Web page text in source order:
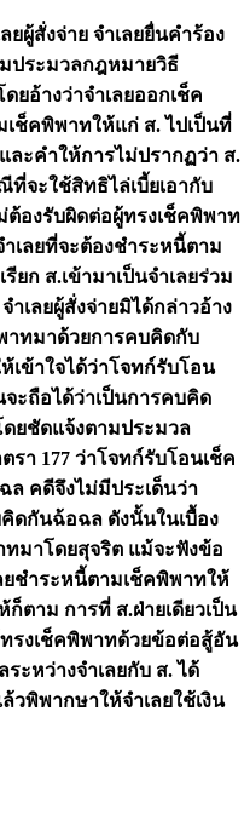
ยผู้สั่งจ่าย จำเลยยื่นคำร้อง
มประมวลกฎหมายวิธี
ยอ้างว่าจำเลยออกเช็ค
ช็คพิพาทให้แก่ ส. ไปเป็นที่
ละคำให้การไม่ปรากฏว่า ส.
จะใช้สิทธิไล่เบี้ยเอากับ
องรับผิดต่อผู้ทรงเช็คพิพาท
เลยที่จะต้องชำระหนี้ตาม
ยก ส.เข้ามาเป็นจำเลยร่วม
เลยผู้สั่งจ่ายมิได้กล่าวอ้าง
าทมาด้วยการคบคิดกับ
เข้าใจได้ว่าโจทก์รับโอน
ะถือได้ว่าเป็นการคบคิด
ดยชัดแจ้งตามประมวล
า 177 ว่าโจทก์รับโอนเช็ค
คดีจึงไม่มีประเด็นว่า
ดกันฉ้อฉล ดังนั้นในเบื้อง
ทมาโดยสุจริต แม้จะฟังข้อ
ยชำระหนี้ตามเช็คพิพาทให้
ตาม การที่ ส.ฝ่ายเดียวเป็น
รงเช็คพิพาทด้วยข้อต่อสู้อัน
ะหว่างจำเลยกับ ส. ได้
พิพากษาให้จำเลยใช้เงิน